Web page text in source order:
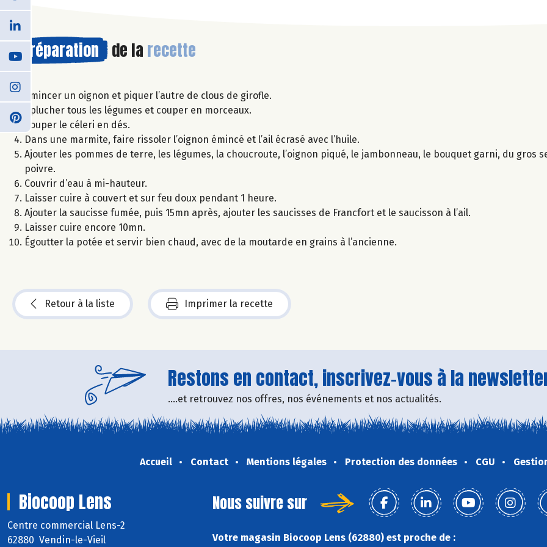
Préparation de la recette
Émincer un oignon et piquer l’autre de clous de girofle.
Éplucher tous les légumes et couper en morceaux.
Couper le céleri en dés.
Dans une marmite, faire rissoler l’oignon émincé et l’ail écrasé avec l’huile.
Ajouter les pommes de terre, les légumes, la choucroute, l’oignon piqué, le jambonneau, le bouquet garni, du gros
poivre.
Couvrir d’eau à mi-hauteur.
Laisser cuire à couvert et sur feu doux pendant 1 heure.
Ajouter la saucisse fumée, puis 15mn après, ajouter les saucisses de Francfort et le saucisson à l’ail.
Laisser cuire encore 10mn.
Égoutter la potée et servir bien chaud, avec de la moutarde en grains à l’ancienne.
Retour à la liste Imprimer la recette
Restons en contact, inscrivez-vous à la
....et retrouvez nos offres, nos événements et nos actualités.
Accueil Contact Mentions légales Protection des données CGU
Biocoop Lens
Centre commercial Lens-2
62880 Vendin-le-Vieil
Nous suivre sur
Votre magasin Biocoop Lens (62880) est proche de :